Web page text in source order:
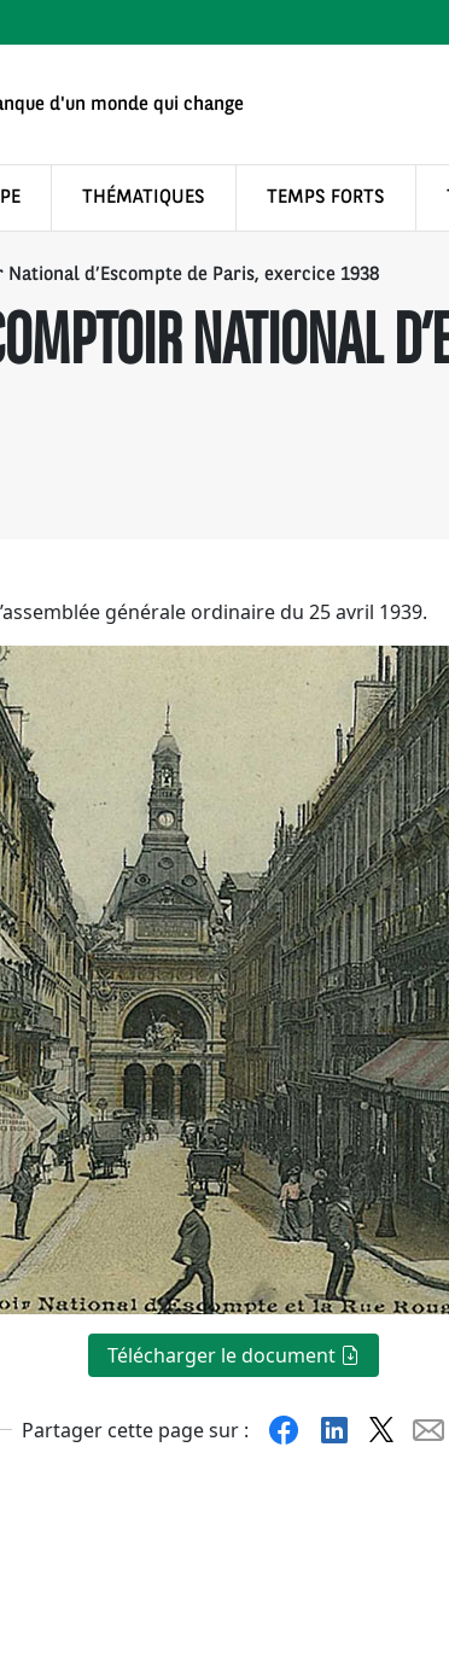
d'un monde qui change
THÉMATIQUES TEMPS FORTS
d’Escompte de Paris, exercice 1938
NATIONAL
générale ordinaire du 25 avril 1939.
Télécharger le document
Partager cette page sur : FacebookLinkedin